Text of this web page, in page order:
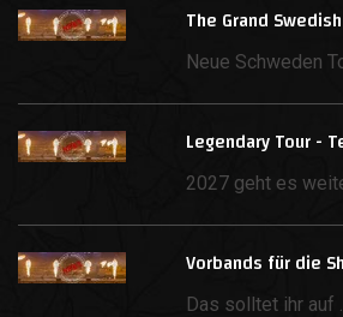
The Grand
Neue Schweden
Legendary Tour -
2027 geht es
Vorbands für die
Das solltet ihr auf